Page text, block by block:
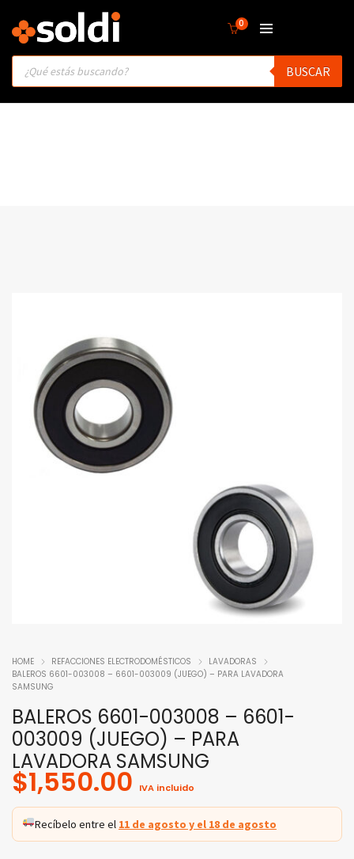
0
Products
search
BUSCAR
HOME REFACCIONES ELECTRODOMÉSTICOS
LAVADORAS
BALEROS 6601-003008 – 6601-003009 (JUEGO) – PARA LAVADORA
SAMSUNG
BALEROS 6601-003008 – 6601-
003009 (JUEGO) – PARA
LAVADORA SAMSUNG
$1,550.00 IVA incluido
Recíbelo entre el 11 de agosto y el 18 de agosto